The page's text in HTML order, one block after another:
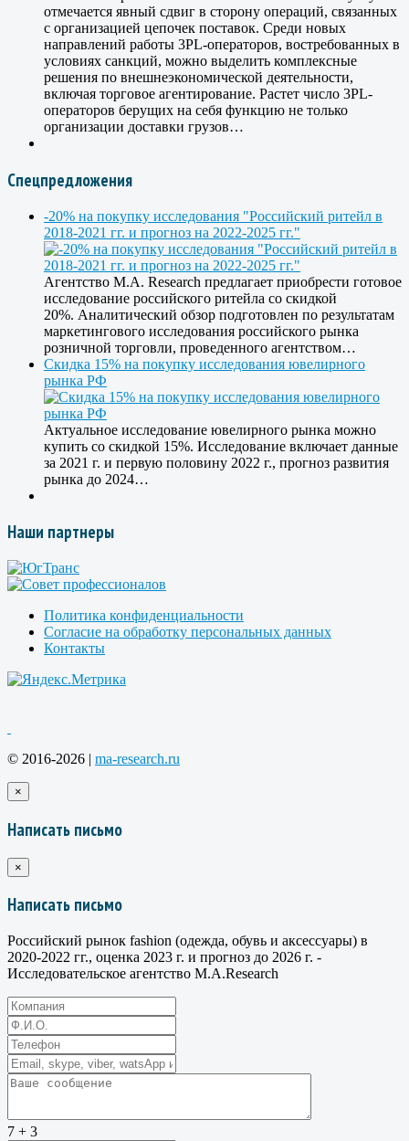
отмечается явный сдвиг в сторону операций, связанных
с организацией цепочек поставок. Среди новых
направлений работы 3PL-операторов, востребованных в
условиях санкций, можно выделить комплексные
решения по внешнеэкономической деятельности,
включая торговое агентирование. Растет число 3PL-
операторов берущих на себя функцию не только
организации доставки грузов…
Спецпредложения
-20% на покупку исследования "Российский ритейл в
2018-2021 гг. и прогноз на 2022-2025 гг."
Агентство M.A. Research предлагает приобрести готовое
исследование российского ритейла со скидкой
20%. Аналитический обзор подготовлен по результатам
маркетингового исследования российского рынка
розничной торговли, проведенного агентством…
Скидка 15% на покупку исследования ювелирного
рынка РФ
Актуальное исследование ювелирного рынка можно
купить со скидкой 15%. Исследование включает данные
за 2021 г. и первую половину 2022 г., прогноз развития
рынка до 2024…
Наши партнеры
Политика конфиденциальности
Согласие на обработку персональных данных
Контакты
© 2016-2026 | ma-research.ru
×
Написать письмо
×
Написать письмо
Российский рынок fashion (одежда, обувь и аксессуары) в
2020-2022 гг., оценка 2023 г. и прогноз до 2026 г. -
Исследовательское агентство M.A.Research
7 + 3